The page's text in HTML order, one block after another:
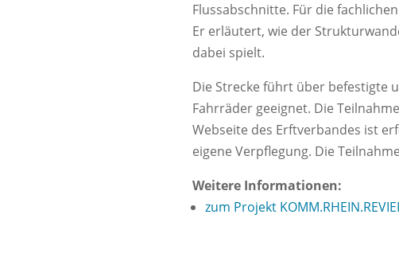
Flussabschnitte. Für die
Er erläutert, wie der
dabei spielt.
Die Strecke führt über befestigte
Fahrräder geeignet. Die
Webseite des Erftverbandes ist
eigene Verpflegung. Die
Weitere Informationen:
zum Projekt